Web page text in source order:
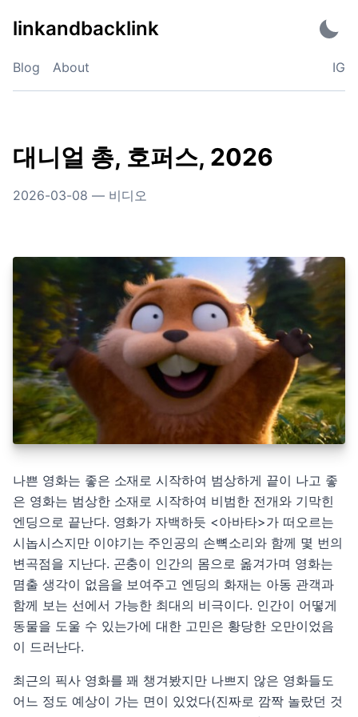
linkandbacklink
Blog About IG
대니얼 총, 호퍼스, 2026
2026-03-08 — 비디오
나쁜 영화는 좋은 소재로 시작하여 범상하게 끝이 나고 좋
은 영화는 범상한 소재로 시작하여 비범한 전개와 기막힌
엔딩으로 끝난다. 영화가 자백하듯 <아바타>가 떠오르는
시놉시스지만 이야기는 주인공의 손뼉소리와 함께 몇 번의
변곡점을 지난다. 곤충이 인간의 몸으로 옮겨가며 영화는
몀출 생각이 없음을 보여주고 엔딩의 화재는 아동 관객과
함께 보는 선에서 가능한 최대의 비극이다. 인간이 어떻게
동물을 도울 수 있는가에 대한 고민은 황당한 오만이었음
이 드러난다.
최근의 픽사 영화를 꽤 챙겨봤지만 나쁘지 않은 영화들도
어느 정도 예상이 가는 면이 있었다(진짜로 깜짝 놀랐던 것